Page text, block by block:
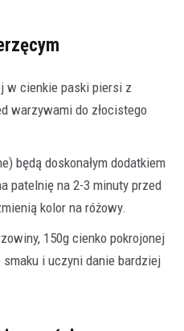
w cienkie paski piersi z
warzywami do złocistego
będą doskonałym dodatkiem
patelnię na 2-3 minuty przed
kolor na różowy.
150g cienko pokrojonej
i uczyni danie bardziej